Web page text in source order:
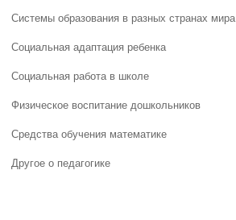
Системы образования в разных странах мира
Социальная адаптация ребенка
Социальная работа в школе
Физическое воспитание дошкольников
Средства обучения математике
Другое о педагогике